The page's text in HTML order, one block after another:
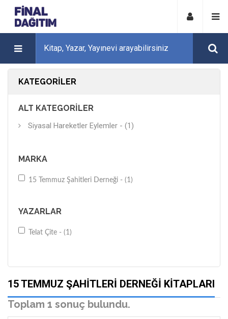
KATEGORILER
ALT KATEGORILER
Siyasal Hareketler Eylemler - (1)
MARKA
15 Temmuz Şahitleri Derneği - (1)
YAZARLAR
Telat Çite - (1)
15 TEMMUZ ŞAHITLERI DERNEĞI KITAPLARI
Toplam 1 sonuç bulundu.